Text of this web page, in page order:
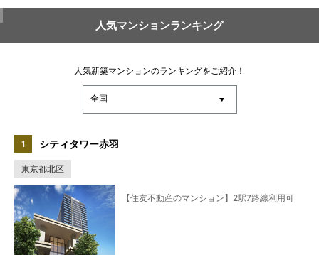
人気マンションランキング
人気新築マンションのランキングをご紹介！
シティタワー赤羽
東京都北区
【住友不動産のマンション】2駅7路線利用可